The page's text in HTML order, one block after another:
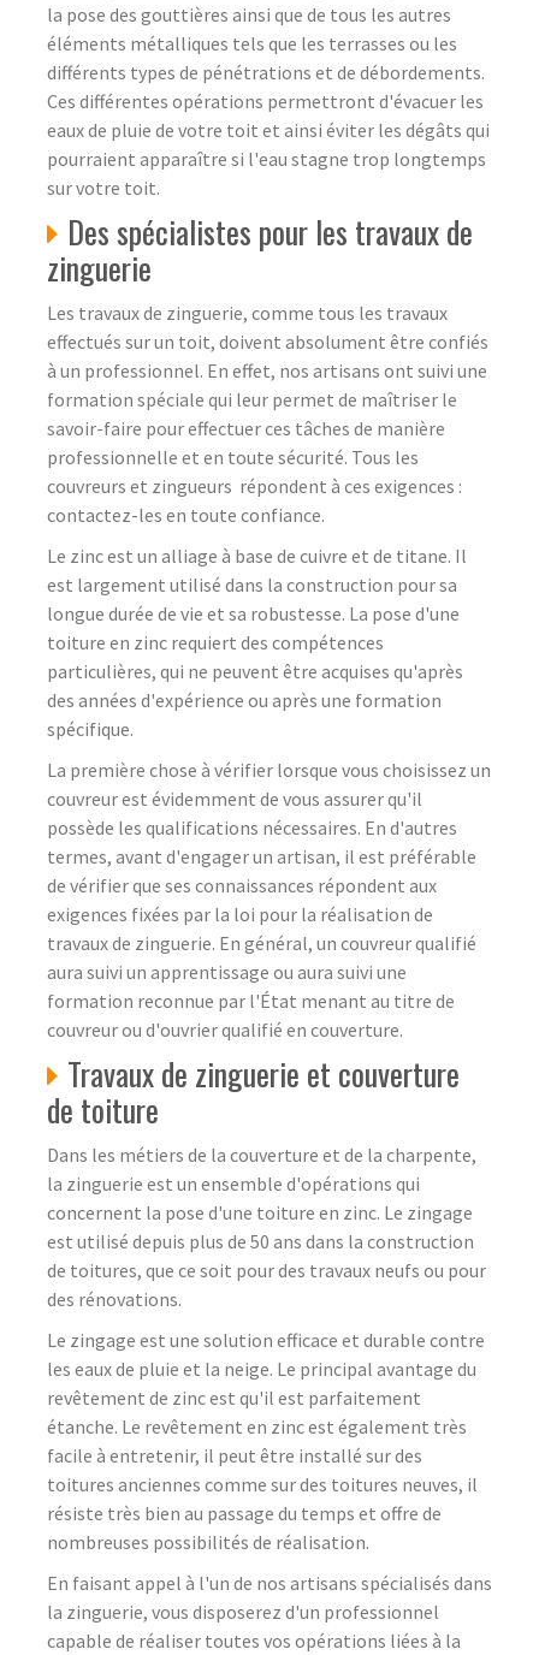
la pose des gouttières ainsi que de tous les autres
éléments métalliques tels que les terrasses ou les
différents types de pénétrations et de débordements.
Ces différentes opérations permettront d'évacuer les
eaux de pluie de votre toit et ainsi éviter les dégâts qui
pourraient apparaître si l'eau stagne trop longtemps
sur votre toit.
Des spécialistes pour les travaux de
zinguerie
Les travaux de zinguerie, comme tous les travaux
effectués sur un toit, doivent absolument être confiés
à un professionnel. En effet, nos artisans ont suivi une
formation spéciale qui leur permet de maîtriser le
savoir-faire pour effectuer ces tâches de manière
professionnelle et en toute sécurité. Tous les
couvreurs et zingueurs répondent à ces exigences :
contactez-les en toute confiance.
Le zinc est un alliage à base de cuivre et de titane. Il
est largement utilisé dans la construction pour sa
longue durée de vie et sa robustesse. La pose d'une
toiture en zinc requiert des compétences
particulières, qui ne peuvent être acquises qu'après
des années d'expérience ou après une formation
spécifique.
La première chose à vérifier lorsque vous choisissez un
couvreur est évidemment de vous assurer qu'il
possède les qualifications nécessaires. En d'autres
termes, avant d'engager un artisan, il est préférable
de vérifier que ses connaissances répondent aux
exigences fixées par la loi pour la réalisation de
travaux de zinguerie. En général, un couvreur qualifié
aura suivi un apprentissage ou aura suivi une
formation reconnue par l'État menant au titre de
couvreur ou d'ouvrier qualifié en couverture.
Travaux de zinguerie et couverture
de toiture
Dans les métiers de la couverture et de la charpente,
la zinguerie est un ensemble d'opérations qui
concernent la pose d'une toiture en zinc. Le zingage
est utilisé depuis plus de 50 ans dans la construction
de toitures, que ce soit pour des travaux neufs ou pour
des rénovations.
Le zingage est une solution efficace et durable contre
les eaux de pluie et la neige. Le principal avantage du
revêtement de zinc est qu'il est parfaitement
étanche. Le revêtement en zinc est également très
facile à entretenir, il peut être installé sur des
toitures anciennes comme sur des toitures neuves, il
résiste très bien au passage du temps et offre de
nombreuses possibilités de réalisation.
En faisant appel à l'un de nos artisans spécialisés dans
la zinguerie, vous disposerez d'un professionnel
capable de réaliser toutes vos opérations liées à la